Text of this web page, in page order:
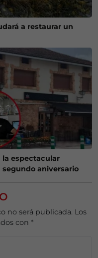
a restaurar un
la espectacular
segundo aniversario
no será publicada. Los
con *